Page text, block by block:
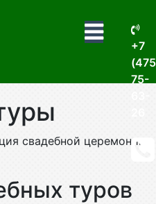
+7
75-
свадебной церемонии
туров